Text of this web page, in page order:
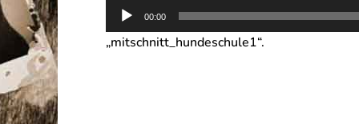
Audio-
Player
00:00
„mitschnitt_hundeschule1“.